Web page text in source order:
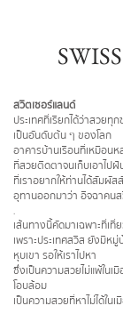
สวิตเซอร์แลนด์
ประเทศที่เรียกได้ว่าสวย
เป็นอันดับต้น ๆ ของโลก
อาคารบ้านเรือนที่เหมือน
ที่สวยติดตาจนเก็บเอาไป
ที่เราอยากให้ท่านได้สัมผั
อุทานออกมาว่า อิจฉาคน
.
เส้นทางนี้คัดมาเฉพาะที่เที่
เพราะประเทศสวิส ยังมี
หุบเขา รอให้เราไปหา
ซึ่งเป็นความสวยไม่แพ้ใน
โอบล้อม
เป็นความสวยที่หาไม่ได้ใน